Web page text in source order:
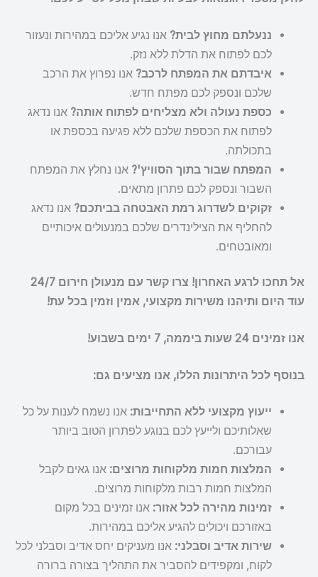
ננעלתם מחוץ לבית? אנו נגיע אליכם במהירות ונעזור
לכם לפתוח את הדלת ללא נזק.
איבדתם את המפתח לרכב? אנו נפרוץ את הרכב
שלכם ונספק לכם מפתח חדש.
כספת נעולה ולא מצליחים לפתוח אותה? אנו נדאג
לפתוח את הכספת שלכם ללא פגיעה בכספת או
בתכולתה.
המפתח שבור בתוך הסוויץ'? אנו נחלץ את המפתח
השבור ונספק לכם פתרון מתאים.
זקוקים לשדרוג רמת האבטחה בביתכם? אנו נדאג
להחליף את הצילינדרים שלכם במנעולים איכותיים
ומאובטחים.
אל תחכו לרגע האחרון! צרו קשר עם מנעולן חירום 24/7
עוד היום ותיהנו משירות מקצועי, אמין וזמין בכל עת!
אנו זמינים 24 שעות ביממה, 7 ימים בשבוע!
בנוסף לכל היתרונות הללו, אנו מציעים גם:
ייעוץ מקצועי ללא התחייבות: אנו נשמח לענות על כל
שאלותיכם ולייעץ לכם בנוגע לפתרון הטוב ביותר
עבורכם.
המלצות חמות מלקוחות מרוצים: אנו גאים לקבל
המלצות חמות רבות מלקוחות מרוצים.
זמינות מהירה לכל אזור: אנו זמינים בכל מקום
באזורכם ויכולים להגיע אליכם במהירות.
שירות אדיב וסבלני: אנו מעניקים יחס אדיב וסבלני לכל
לקוח, ומקפידים להסביר את התהליך בצורה ברורה